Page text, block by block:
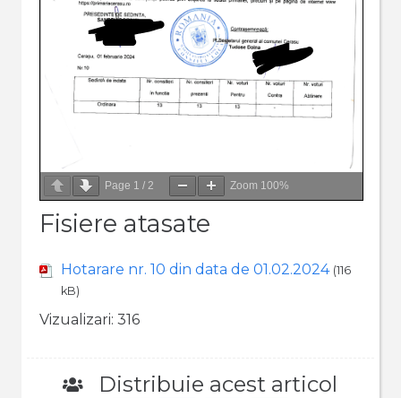
Page 1 / 2 Zoom 100%
Fisiere atasate
Hotarare nr. 10 din data de 01.02.2024 (116
kB)
Vizualizari: 316
Distribuie acest articol